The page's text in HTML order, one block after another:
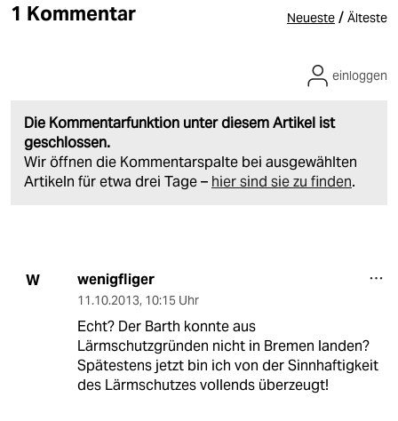
1 Kommentar Neueste / Älteste
Die Kommentarfunktion unter diesem Artikel ist
geschlossen.
Wir öffnen die Kommentarspalte bei ausgewählten
Artikeln für etwa drei Tage – hier sind sie zu finden.
einloggen
W wenigfliger
11.10.2013, 10:15 Uhr
Echt? Der Barth konnte aus
Lärmschutzgründen nicht in Bremen landen?
Spätestens jetzt bin ich von der Sinnhaftigkeit
des Lärmschutzes vollends überzeugt!